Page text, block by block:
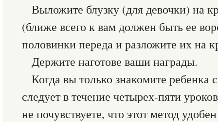
Выложите блузку (для девочки) на
(ближе всего к вам должен быть ее
половинки переда и разложите их на
Держите наготове ваши награды.
Когда вы только знакомите ребенка
следует в течение четырех-пяти
не почувствуете, что этот метод